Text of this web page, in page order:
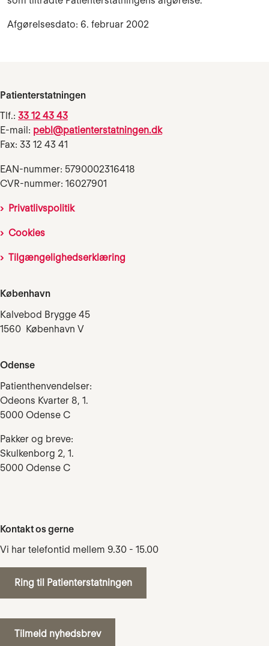
Afgørelsesdato: 6. februar 2002
Patienterstatningen
Tlf.: 33 12 43 43
E-mail: pebl@patienterstatningen.dk
Fax: 33 12 43 41
EAN-nummer: 5790002316418
CVR-nummer: 16027901
Privatlivspolitik
Cookies
Tilgængelighedserklæring
København
Kalvebod Brygge 45
1560 København V
Odense
Patienthenvendelser:
Odeons Kvarter 8, 1.
5000 Odense C
Pakker og breve:
Skulkenborg 2, 1.
5000 Odense C
Kontakt os gerne
Vi har telefontid mellem 9.30 - 15.00
Ring til Patienterstatningen
Tilmeld nyhedsbrev